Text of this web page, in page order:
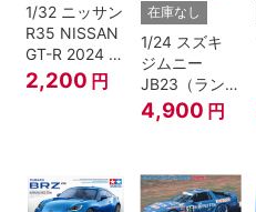
1/32 ニッサン
R35 NISSAN
GT-R 2024 メ
タリックブル
ー
2,200 円
在庫なし
1/24 スズキ
ジムニー
JB23（ランド
ベンチャー/ク
ールカーキパ
4,900 円